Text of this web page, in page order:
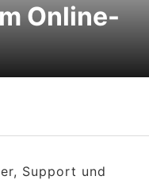
Online-
Support und